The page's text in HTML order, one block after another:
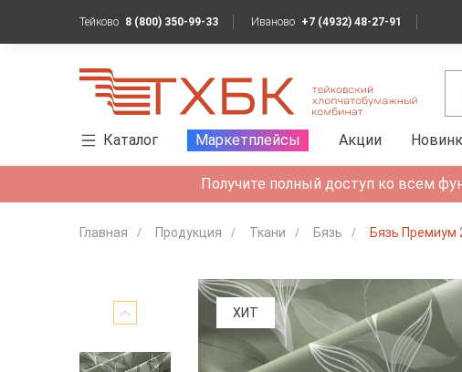
Тейково 8 (800) 350-99-33 Иваново +7 (4932) 48-27-91
Каталог Маркетплейсы Акции
Получите полный доступ ко всем
Главная Продукция Ткани Бязь Бязь Премиум
ХИТ